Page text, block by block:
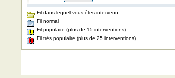
Fil dans lequel vous êtes intervenu
Fil normal
Fil populaire (plus de 15 interventions)
Fil très populaire (plus de 25 interventions)